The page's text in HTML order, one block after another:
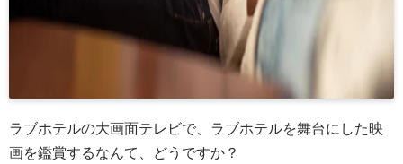
ラブホテルの大画面テレビで、ラブホテルを舞台にした映
画を鑑賞するなんて、どうですか？